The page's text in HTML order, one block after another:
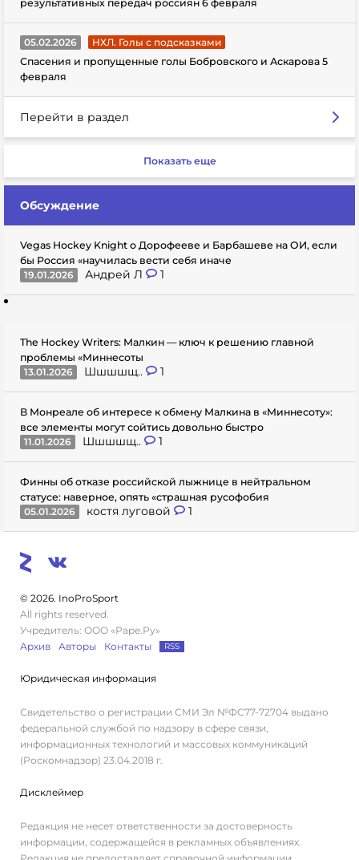
результативных передач россиян 6 февраля
05.02.2026
НХЛ. Голы с подсказками
Спасения и пропущенные голы Бобровского и Аскарова 5
февраля
Перейти в раздел
Показать еще
Обсуждение
Vegas Hockey Knight о Дорофееве и Барбашеве на ОИ, если
бы Россия «научилась вести себя иначе
19.01.2026
Андрей Л 1
The Hockey Writers: Малкин — ключ к решению главной
проблемы «Миннесоты
13.01.2026
Шшшшщ.. 1
В Монреале об интересе к обмену Малкина в «Миннесоту»:
все элементы могут сойтись довольно быстро
11.01.2026
Шшшшщ.. 1
Финны об отказе российской лыжнице в нейтральном
статусе: наверное, опять «страшная русофобия
05.01.2026
костя луговой 1
© 2026. InoProSport
All rights reserved.
Учредитель: ООО «Раре.Ру»
Архив
Авторы Контакты RSS
Юридическая информация
Свидетельство о регистрации СМИ Эл №ФС77-72704 выдано
федеральной службой по надзору в сфере связи,
информационных технологий и массовых коммуникаций
(Роскомнадзор) 23.04.2018 г.
Дисклеймер
Редакция не несет ответственности за достоверность
информации, содержащейся в рекламных объявлениях.